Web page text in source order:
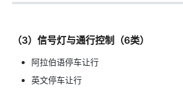
（3）信号灯与通行控制（6类）
阿拉伯语停车让行
英文停车让行